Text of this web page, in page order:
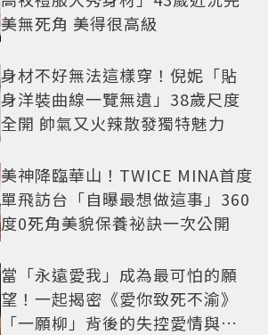
美無死角 美得很高級
身材不好無法這樣穿！倪妮「貼
身洋裝曲線一覽無遺」38歲尺度
全開 帥氣又火辣散發獨特魅力
美神降臨華山！TWICE MINA首度
單飛訪台「自曝最想做這事」360
度0死角美貌保養祕訣一次公開
當「永遠愛我」成為最可怕的願
望！一起揭密《愛你致死不渝》
「一願柳」背後的失控愛情與爆